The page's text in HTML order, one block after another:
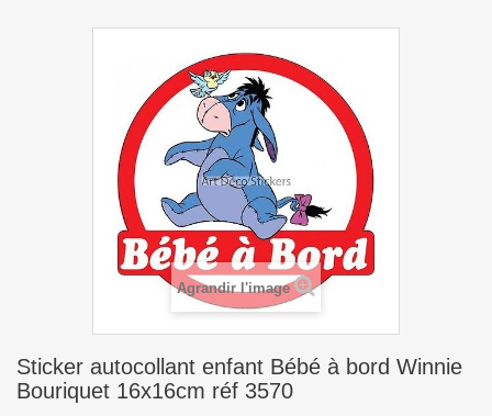
Agrandir l'image
Sticker autocollant enfant Bébé à bord Winnie
Bouriquet 16x16cm réf 3570